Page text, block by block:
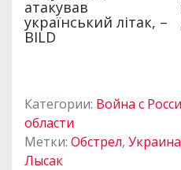
Категории: Война с
области
Метки: Обстрел,
Лысак